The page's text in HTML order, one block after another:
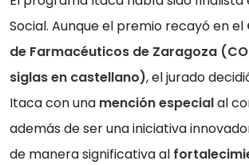
Social. Aunque el premio recayó en el
de Farmacéuticos de Zaragoza
siglas en castellano), el jurado
Itaca con una mención especialal
además de ser una iniciativa
de manera significativa al